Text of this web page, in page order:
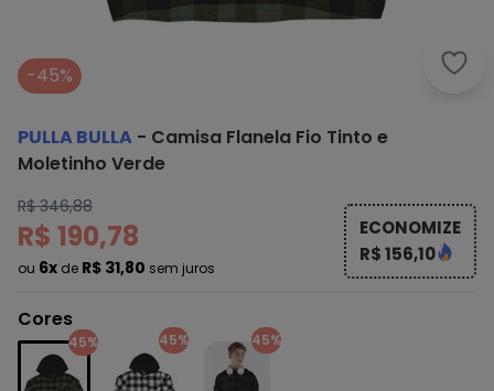
-45%
PULLA BULLA - Camisa Flanela Fio Tinto e
Moletinho Verde
R$ 346,88
R$ 190,78
ou 6x de R$ 31,80 sem juros
ECONOMIZE
R$ 156,10
Cores
45% 45% 45%